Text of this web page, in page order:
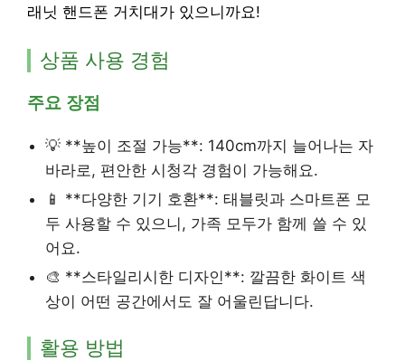
래닛 핸드폰 거치대가 있으니까요!
상품 사용 경험
주요 장점
💡 **높이 조절 가능**: 140cm까지 늘어나는 자
바라로, 편안한 시청각 경험이 가능해요.
📱 **다양한 기기 호환**: 태블릿과 스마트폰 모
두 사용할 수 있으니, 가족 모두가 함께 쓸 수 있
어요.
🎨 **스타일리시한 디자인**: 깔끔한 화이트 색
상이 어떤 공간에서도 잘 어울린답니다.
활용 방법